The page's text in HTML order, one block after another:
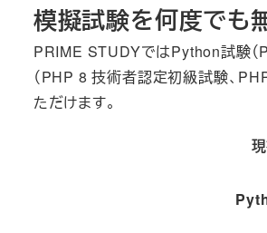
模擬試験を何度でも
PRIME STUDYではPython試験（
（PHP 8 技術者認定初級試験、
ただけます。